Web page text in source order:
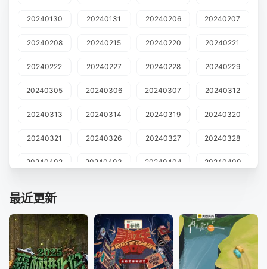
20240130 20240131 20240206 20240207
20240208 20240215 20240220 20240221
20240222 20240227 20240228 20240229
20240305 20240306 20240307 20240312
20240313 20240314 20240319 20240320
20240321 20240326 20240327 20240328
20240402 20240403 20240404 20240409
20240430 20240501 20240507 20240508
20240509 20240514 20240515 20240516
最近更新